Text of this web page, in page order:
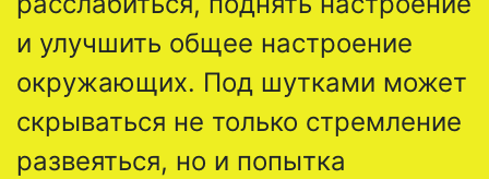
и улучшить общее настроение
окружающих. Под шутками может
скрываться не только стремление
развеяться, но и попытка